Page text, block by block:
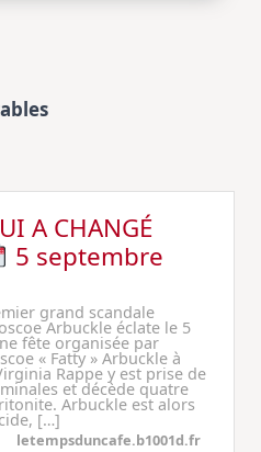
A CHANGÉ
5 septembre
grand scandale
Arbuckle éclate le 5
fête organisée par
« Fatty » Arbuckle à
Rappe y est prise de
et décède quatre
Arbuckle est alors
[…]
letempsduncafe.b1001d.fr